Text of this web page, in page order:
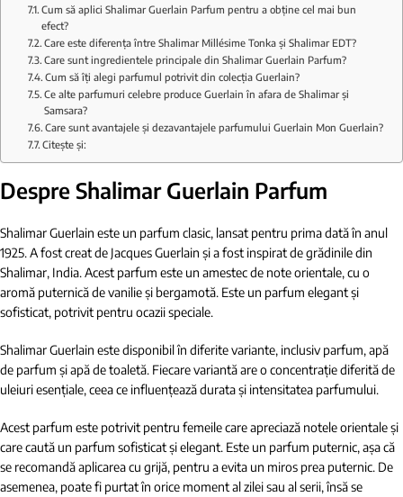
Cum să aplici Shalimar Guerlain Parfum pentru a obține cel mai bun
efect?
Care este diferența între Shalimar Millésime Tonka și Shalimar EDT?
Care sunt ingredientele principale din Shalimar Guerlain Parfum?
Cum să îți alegi parfumul potrivit din colecția Guerlain?
Ce alte parfumuri celebre produce Guerlain în afara de Shalimar și
Samsara?
Care sunt avantajele și dezavantajele parfumului Guerlain Mon Guerlain?
Citește și:
Despre Shalimar Guerlain Parfum
Shalimar Guerlain este un parfum clasic, lansat pentru prima dată în anul
1925. A fost creat de Jacques Guerlain și a fost inspirat de grădinile din
Shalimar, India. Acest parfum este un amestec de note orientale, cu o
aromă puternică de vanilie și bergamotă. Este un parfum elegant și
sofisticat, potrivit pentru ocazii speciale.
Shalimar Guerlain este disponibil în diferite variante, inclusiv parfum, apă
de parfum și apă de toaletă. Fiecare variantă are o concentrație diferită de
uleiuri esențiale, ceea ce influențează durata și intensitatea parfumului.
Acest parfum este potrivit pentru femeile care apreciază notele orientale și
care caută un parfum sofisticat și elegant. Este un parfum puternic, așa că
se recomandă aplicarea cu grijă, pentru a evita un miros prea puternic. De
asemenea, poate fi purtat în orice moment al zilei sau al serii, însă se